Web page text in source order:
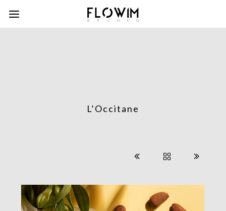
L’Occitane